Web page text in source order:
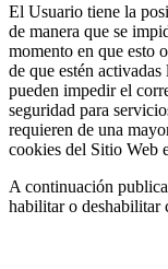
El Usuario tiene la
de manera que se
momento en que esto
de que estén
pueden impedir el
seguridad para
requieren de una
cookies del Sitio Web
A continuación
habilitar o deshabilitar